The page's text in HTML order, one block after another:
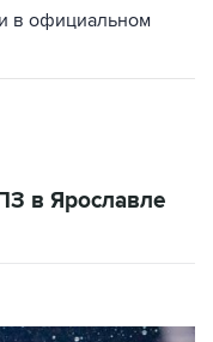
в официальном
в Ярославле